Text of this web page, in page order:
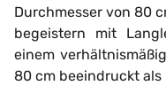
Durchmesser von 80
begeistern mit
einem
80 cm beeindruckt als